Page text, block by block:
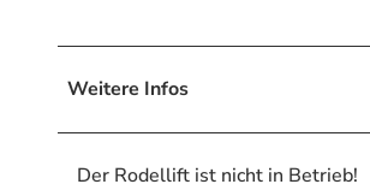
Weitere Infos
Der Rodellift ist nicht in Betrieb!